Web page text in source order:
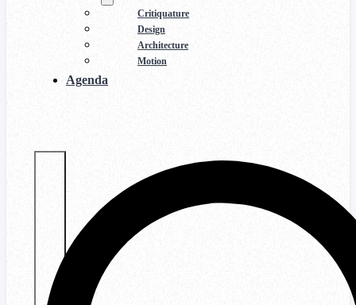
Critiquature
Design
Architecture
Motion
Agenda